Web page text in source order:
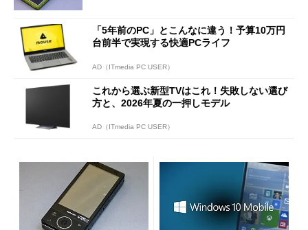
「5年前のPC」とこんなに違う！予算10万円
台前半で実現する快適PCライフ
AD（ITmedia PC USER）
これから選ぶ新型TVはこれ！失敗しない選び
方と、2026年夏の一押しモデル
AD（ITmedia PC USER）